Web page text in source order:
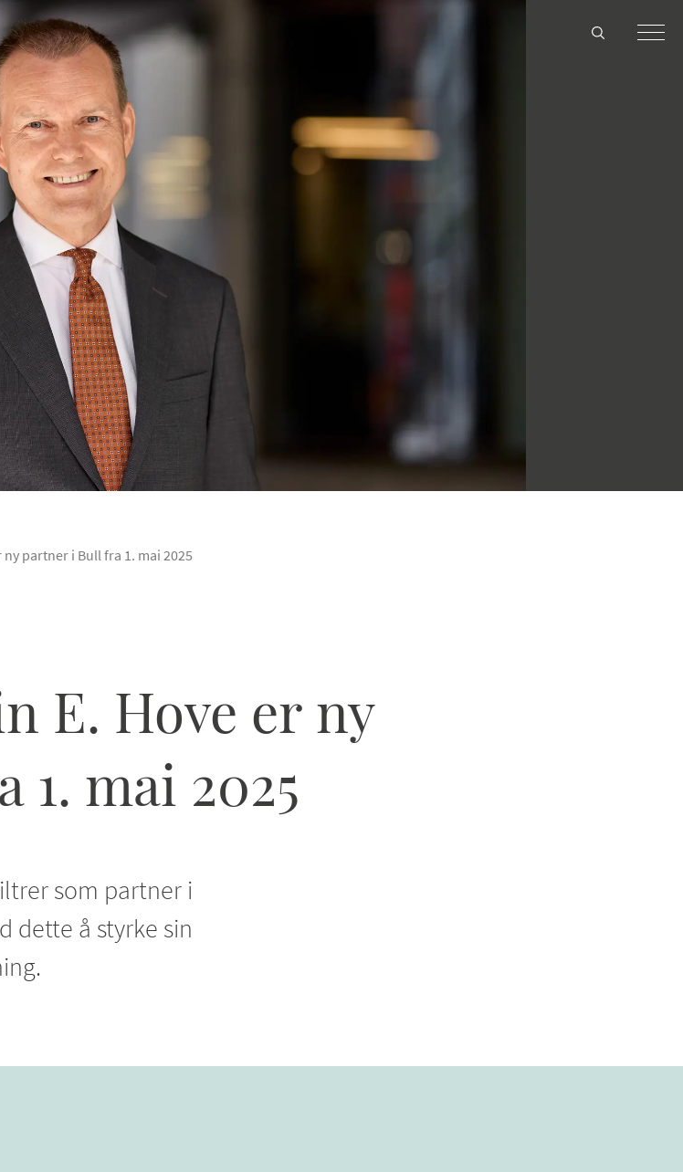
ny partner i Bull fra 1. mai 2025
E. Hove er ny
mai 2025
som partner i
dette å styrke sin